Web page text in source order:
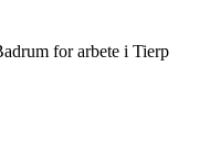
for arbete i Tierp